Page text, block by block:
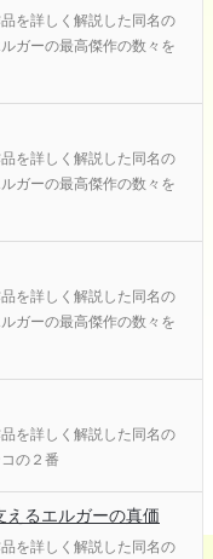
を詳しく解説した同名の
ガーの最高傑作の数々を
を詳しく解説した同名の
ガーの最高傑作の数々を
を詳しく解説した同名の
ガーの最高傑作の数々を
を詳しく解説した同名の
の２番
るエルガーの真価
を詳しく解説した同名の